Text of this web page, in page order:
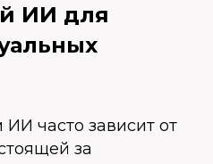
ИИ для
часто зависит от
за